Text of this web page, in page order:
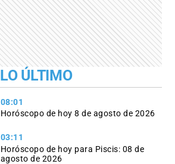
LO ÚLTIMO
08:01
Horóscopo de hoy 8 de agosto de 2026
03:11
Horóscopo de hoy para Piscis: 08 de
agosto de 2026